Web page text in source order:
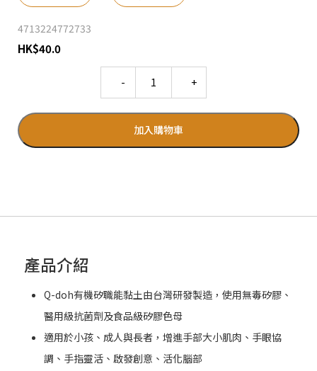
4713224772733
HK$40.0
加入購物車
產品介紹
Q-doh有機矽職能黏土由台灣研發製造，使用無毒矽膠、
醫用級抗菌劑及食品級矽膠色母
適用於小孩、成人與長者，增進手部大小肌肉、手眼協
調、手指靈活、啟發創意、活化腦部